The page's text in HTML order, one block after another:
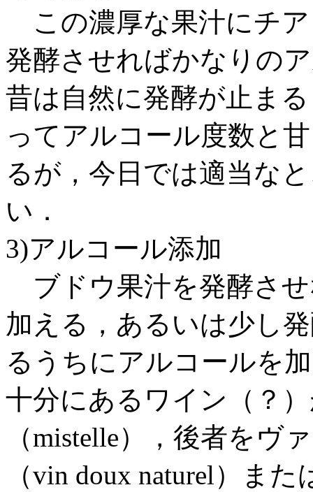
この濃厚な果汁にチ
発酵させればかなりの
昔は自然に発酵が止ま
ってアルコール度数と
るが，今日では適当な
い．
3)アルコール添加
ブドウ果汁を発酵さ
加える，あるいは少し
るうちにアルコールを
十分にあるワイン（？
（mistelle），後者をヴ
（vin doux naturel）ま